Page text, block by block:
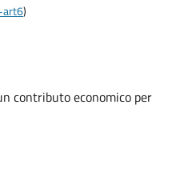
)
contributo economico per